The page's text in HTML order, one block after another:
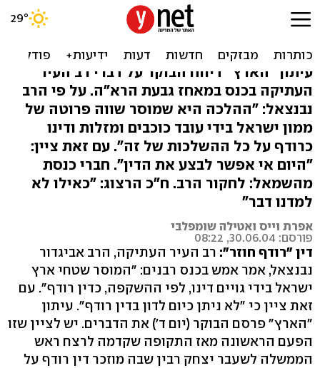
הרב נבנצאל: מי שמוסר שטחי
א"י לגויים – דינו כדין רודף
עיתון "הארץ" דיווח הבוקר על דברי רב העיר
העתיקה בכנס במאחז גבעת הרא"ה. על פי הרב
נבנצאל: "ההלכה היא שמוסר שווה פרוטה של
ממון ישראל בידי עובד כוכבים ומזלות ודינו
כרודף על כל ההשלכות של זה". עם זאת ציין:
"היום אי אפשר לבצע את הדין". חברי כנסת
מהשמאל: לחקור הרב. ח"כ הרצוג: "כאילו לא
למדנו דבר"
אפרת וייס ואטילה שומפלבי
פורסם: 30.06.04, 08:22
דין "רודף חוזר": רב העיר העתיקה, הרב אביגדור
נבנצאל, אמר אמש בכנס רבנים: "המוסר שטחי ארץ
ישראל בידי גויים דינו, לפי ההשקפה, כדין רודף". עם
זאת ציין כי "לא ניתן כיום לדון בדין רודף". עיתון
"הארץ" פרסם הבוקר (יום ד') את הדברים. יש לציין שזו
הפעם הראשונה מאז התקופה שקדמה לרצח ראש
הממשלה לשעבר יצחק רבין שבה מוזכר דין רודף על